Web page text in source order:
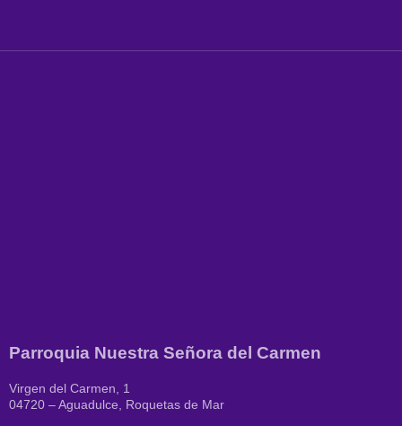
Parroquia Nuestra Señora del Carmen
Virgen del Carmen, 1
04720 – Aguadulce, Roquetas de Mar